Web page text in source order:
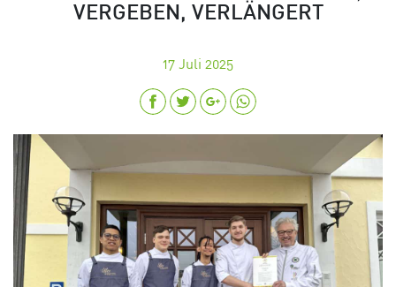
VERGEBEN, VERLÄNGERT
17 Juli 2025